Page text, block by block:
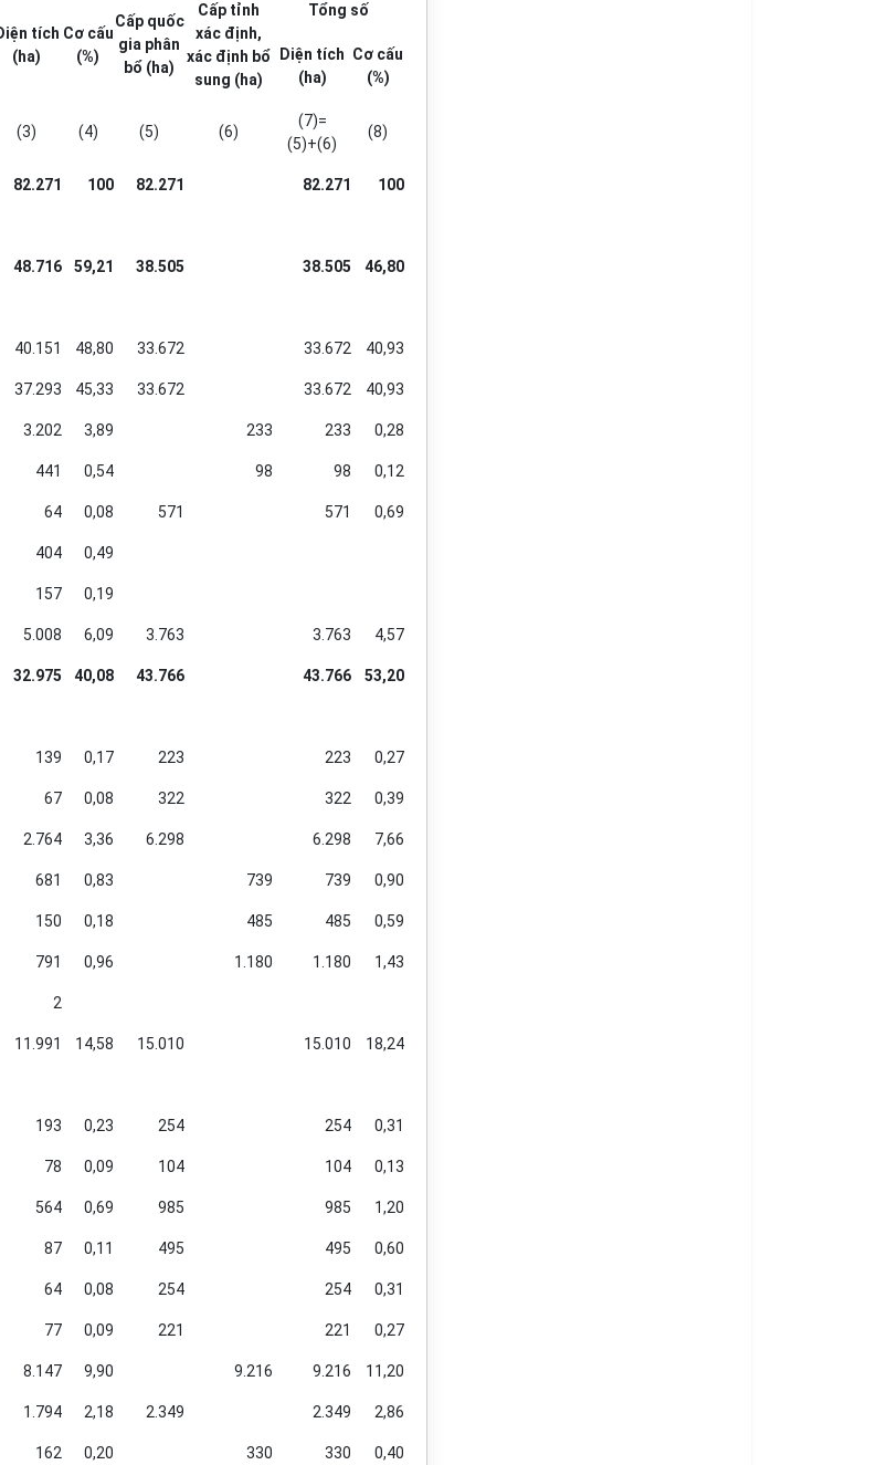
tích
(ha)
Cơ cấu
(%)
Cấp quốc
gia phân
bổ (ha)
Cấp tỉnh
xác định,
xác định bổ
sung (ha)
Tổng số
Diện tích
(ha)
Cơ cấu
(%)
(3) (4) (5) (6)
(7)=
(5)+(6)
(8)
82.271 100 82.271 82.271 100
48.716 59,21 38.505 38.505 46,80
40.151 48,80 33.672 33.672 40,93
37.293 45,33 33.672 33.672 40,93
3.202 3,89 233 233 0,28
441 0,54 98 98 0,12
64 0,08 571 571 0,69
404 0,49
157 0,19
5.008 6,09 3.763 3.763 4,57
32.975 40,08 43.766 43.766 53,20
139 0,17 223 223 0,27
67 0,08 322 322 0,39
2.764 3,36 6.298 6.298 7,66
681 0,83 739 739 0,90
150 0,18 485 485 0,59
791 0,96 1.180 1.180 1,43
2
11.991 14,58 15.010 15.010 18,24
193 0,23 254 254 0,31
78 0,09 104 104 0,13
564 0,69 985 985 1,20
87 0,11 495 495 0,60
64 0,08 254 254 0,31
77 0,09 221 221 0,27
8.147 9,90 9.216 9.216 11,20
1.794 2,18 2.349 2.349 2,86
162 0,20 330 330 0,40